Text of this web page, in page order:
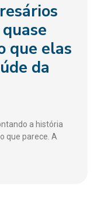
que elas
da
a história
que parece. A